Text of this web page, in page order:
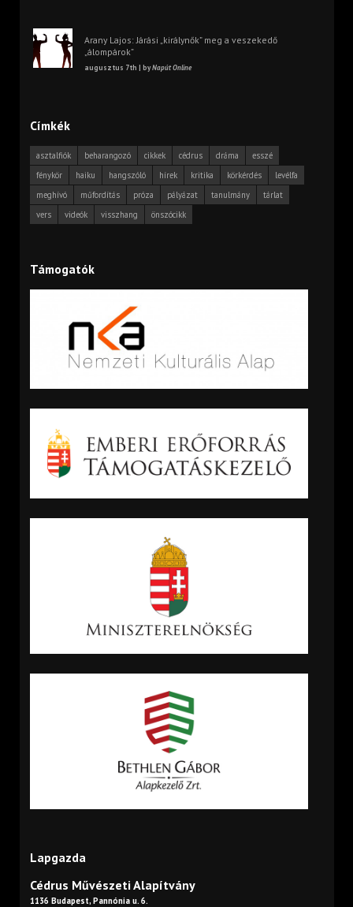
Arany Lajos: Járási „királynők” meg a veszekedő
„álompárok”
augusztus 7th | byNapút Online
Címkék
asztalfiók beharangozó cikkek cédrus dráma
esszé
fénykör
haiku hangszóló hírek kritika körkérdés
levélfa
meghívó
műfordítás próza pályázat tanulmány
tárlat
vers
videók visszhang önszócikk
Támogatók
Lapgazda
Cédrus Művészeti Alapítvány
1136 Budapest, Pannónia u. 6.